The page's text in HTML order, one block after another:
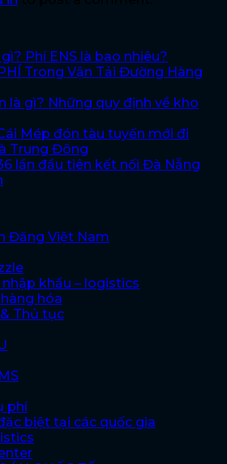
Phí ENS là bao nhiêu?
Trong Vận Tải Đường Hàng
là gì? Những quy định về kho
Mép đón tàu tuyến mới đi
Trung Đông
lần đầu tiên kết nối Đà Nẵng
Đăng Việt Nam
khẩu – logistics
hóa
Thủ tục
phí
biệt tại các quốc gia